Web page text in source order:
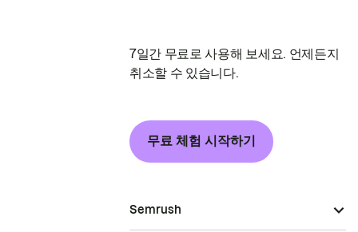
7일간 무료로 사용해 보세요. 언제든지
취소할 수 있습니다.
무료 체험 시작하기
Semrush